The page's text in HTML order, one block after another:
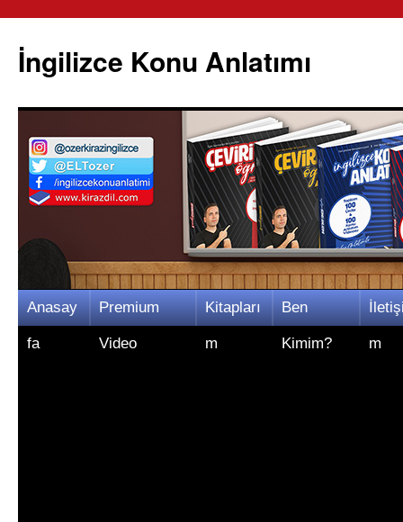
İngilizce Konu Anlatımı
İçeriğe
atla
Anasay
fa
Premium
Video
Kitapları
m
Ben
Kimim? m